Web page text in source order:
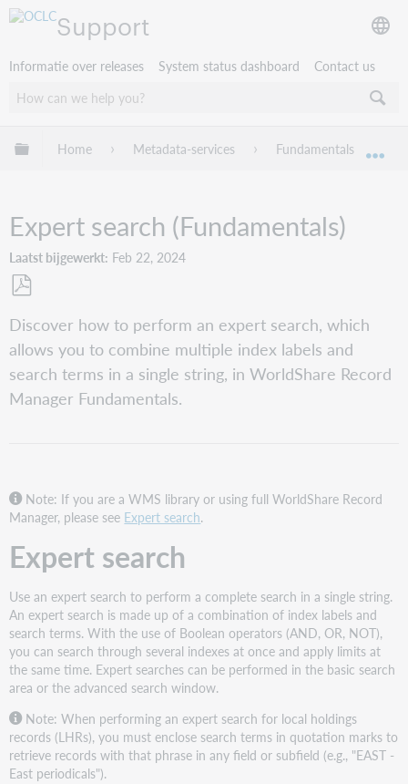
Support
Informatie over releases System status dashboard Contact us
Mondiale hiërarchie uitvouwen / samenvouwen
Home Metadata-services Fundamentals
Expert search (Fundamentals)
Laatst bijgewerkt Feb 22, 2024
als
pdf
Discover how to perform an expert search, which
allows you to combine multiple index labels and
search terms in a single string, in WorldShare Record
Manager Fundamentals.
Note: If you are a WMS library or using full WorldShare Record
Manager, please see Expert search.
Expert search
Use an expert search to perform a complete search in a single string.
An expert search is made up of a combination of index labels and
search terms. With the use of Boolean operators (AND, OR, NOT),
you can search through several indexes at once and apply limits at
the same time. Expert searches can be performed in the basic search
area or the advanced search window.
Note: When performing an expert search for local holdings
records (LHRs), you must enclose search terms in quotation marks to
retrieve records with that phrase in any field or subfield (e.g., "EAST -
East periodicals").